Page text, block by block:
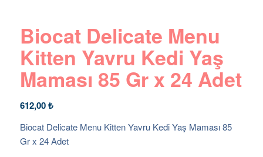
Biocat Delicate Menu
Kitten Yavru Kedi Yaş
Maması 85 Gr x 24 Adet
612,00₺
Biocat Delicate Menu Kitten Yavru Kedi Yaş Maması 85
Gr x 24 Adet